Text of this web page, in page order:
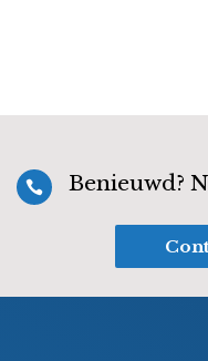
 Benieuwd?